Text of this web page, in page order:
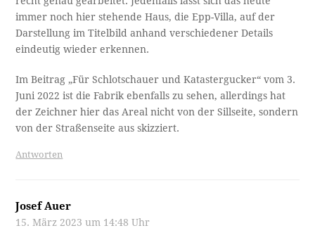
immer noch hier stehende Haus, die Epp-Villa, auf der
Darstellung im Titelbild anhand verschiedener Details
eindeutig wieder erkennen.
Im Beitrag „Für Schlotschauer und Katastergucker“ vom 3.
Juni 2022 ist die Fabrik ebenfalls zu sehen, allerdings hat
der Zeichner hier das Areal nicht von der Sillseite, sondern
von der Straßenseite aus skizziert.
Antworten
Josef Auer
15. März 2023 um 14:48 Uhr